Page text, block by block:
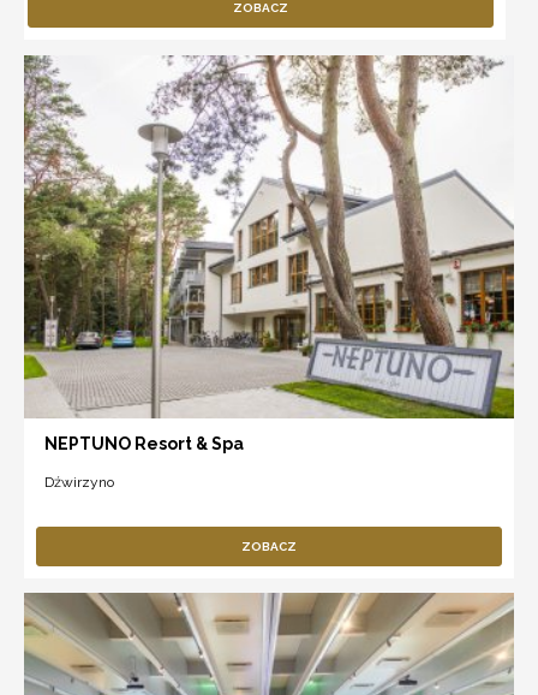
ZOBACZ
NEPTUNO Resort & Spa
Dźwirzyno
ZOBACZ